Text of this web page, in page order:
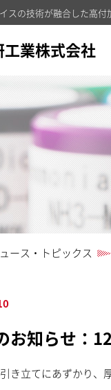
スの技術が融合した高付
業株式会社
ース・トピックス
お知らせ：
き立てにあずかり、